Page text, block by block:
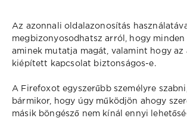
Az azonnali oldalazonosítás
megbizonyosodhatsz arról, hogy minden
aminek mutatja magát, valamint hogy az
kiépített kapcsolat biztonságos-e.
A Firefoxot egyszerűbb személyre
bármikor, hogy úgy működjön ahogy
másik böngésző nem kínál ennyi